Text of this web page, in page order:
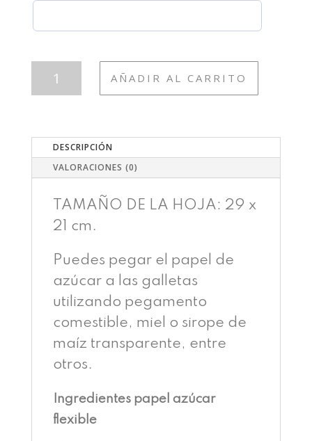
ORLA
AÑADIR AL CARRITO
DESCRIPCIÓN
VALORACIONES (0)
TAMAÑO DE LA HOJA: 29 x
21 cm.
Puedes pegar el papel de
azúcar a las galletas
utilizando pegamento
comestible, miel o sirope de
maíz transparente, entre
otros.
Ingredientes papel azúcar
flexible